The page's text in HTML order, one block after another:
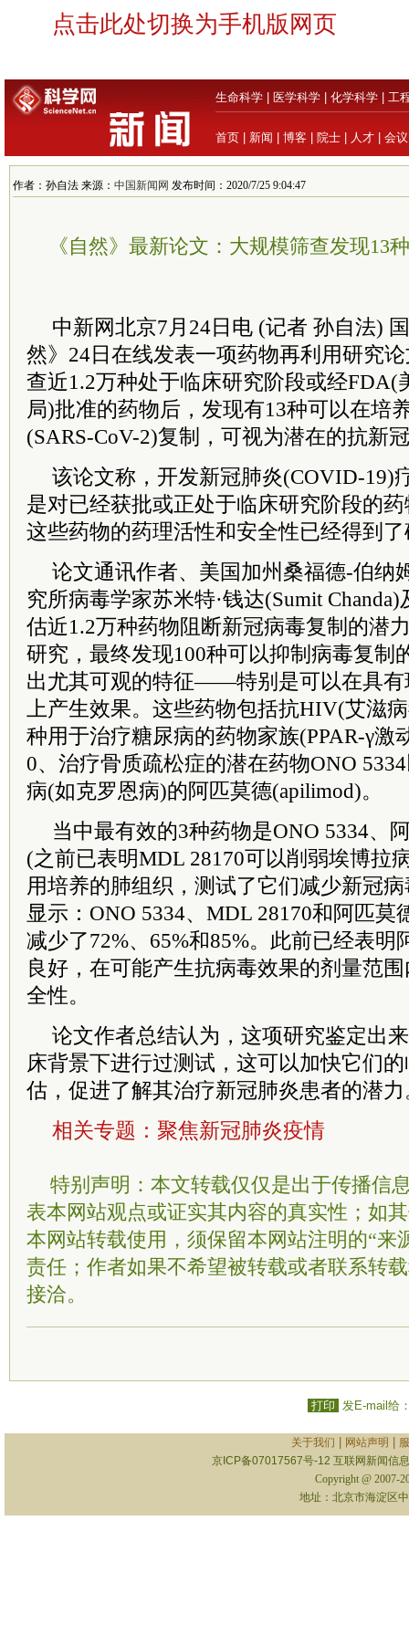
点击此处切换为手机版网页
生命科学 医学科学 化学科学 工
首页 新闻 博客 院士 人才 会议
作者：孙自法 来源： 中国新闻网 发布时间：2020/7/25 9:04:47
《自然》最新论文：大规模筛查发现13
中新网北京7月24日电 (记者 孙自法)
然》24日在线发表一项药物再利用研究
查近1.2万种处于临床研究阶段或经FDA(
局)批准的药物后，发现有13种可以在培
(SARS-CoV-2)复制，可视为潜在的抗新
该论文称，开发新冠肺炎(COVID-19)
是对已经获批或正处于临床研究阶段的
这些药物的药理活性和安全性已经得到
论文通讯作者、美国加州桑福德-伯纳
究所病毒学家苏米特·钱达(Sumit
估近1.2万种药物阻断新冠病毒复制的潜
研究，最终发现100种可以抑制病毒复制
出尤其可观的特征——特别是可以在具有
上产生效果。这些药物包括抗HIV(艾滋病
种用于治疗糖尿病的药物家族(PPAR-γ
0、治疗骨质疏松症的潜在药物ONO
病(如克罗恩病)的阿匹莫德(apilimod)。
当中最有效的3种药物是ONO 5334、
(之前已表明MDL 28170可以削弱埃博拉
用培养的肺组织，测试了它们减少新冠
显示：ONO 5334、MDL 28170和阿匹莫
减少了72%、65%和85%。此前已经表明
良好，在可能产生抗病毒效果的剂量范
全性。
论文作者总结认为，这项研究鉴定出
床背景下进行过测试，这可以加快它们
估，促进了解其治疗新冠肺炎患者的潜力
相关专题： 聚焦新冠肺炎疫情
特别声明：本文转载仅仅是出于传播信
表本网站观点或证实其内容的真实性；如
本网站转载使用，须保留本网站注明的“来
责任；作者如果不希望被转载或者联系转
接洽。
打印 发E-mail给
关于我们 网站声明
京ICP备07017567号-12 互联网新闻信
Copyright @ 2007-
地址：北京市海淀区